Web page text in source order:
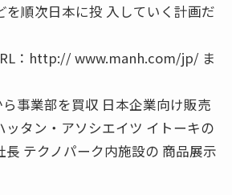
を順次日本に投 入していく計画だ
：http:// www.manh.com/jp/ ま
事業部を買収 日本企業向け販売
ッタン・アソシエイツ イトーキの
長 テクノパーク内施設の 商品展示